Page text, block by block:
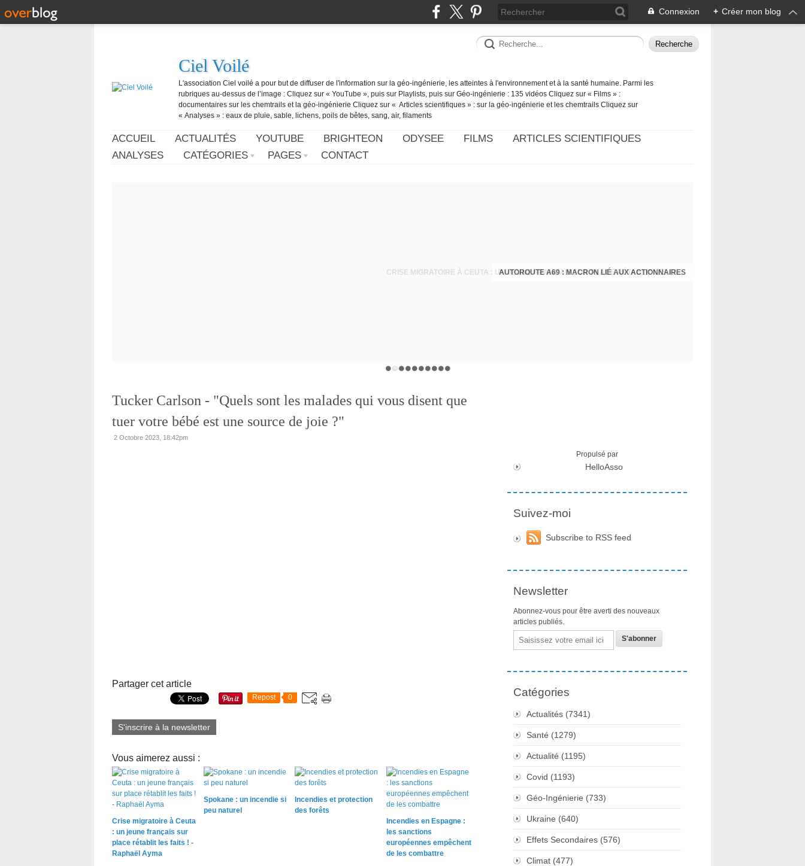
Connexion + Créer mon blog
Ciel Voilé
L'association Ciel voilé a pour but de diffuser de l'information sur la géo-ingénierie, les atteintes à l'environnement et à la santé humaine. Parmi les
rubriques au-dessus de l’image : Cliquez sur « YouTube », puis sur Playlists, puis sur Géo-ingénierie : 135 vidéos Cliquez sur « Films » :
documentaires sur les chemtrails et la géo-ingénierie Cliquez sur « Articles scientifiques » : sur la géo-ingénierie et les chemtrails Cliquez sur
« Analyses » : eaux de pluie, sable, lichens, poils de bêtes, sang, air, filaments
ACCUEIL ACTUALITÉS YOUTUBE BRIGHTEON ODYSEE FILMS
ARTICLES SCIENTIFIQUES
ANALYSES
CATÉGORIES PAGES CONTACT
AUTOROUTE A69 : MACRON LIÉ AUX ACTIONNAIRES
CRISE MIGRATOIRE À CEUTA : UN JEUNE FRANÇAIS SUR PLACE RÉTABLIT LES FAITS ! - RAPHAËL AYMA
Tucker Carlson - "Quels sont les malades qui vous disent que
tuer votre bébé est une source de joie ?"
2 Octobre 2023, 18:42pm
Partager cet article
Repost 0
S'inscrire à la newsletter
Vous aimerez aussi :
Crise migratoire à Ceuta
: un jeune français sur
place rétablit les faits ! -
Raphaël Ayma
Spokane : un incendie si
peu naturel
Incendies et protection
des forêts
Incendies en Espagne :
les sanctions
européennes empêchent
de les combattre
Propulsé par
HelloAsso
Suivez-moi
Subscribe to RSS feed
Newsletter
Abonnez-vous pour être averti des nouveaux
articles publiés.
Email
Catégories
Actualités (7341)
Santé (1279)
Actualité (1195)
Covid (1193)
Géo-Ingénierie (733)
Ukraine (640)
Effets Secondaires (576)
Climat (477)